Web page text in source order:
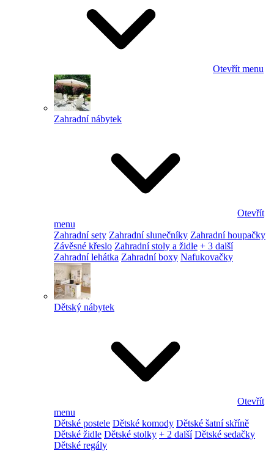
Otevřít menu
Zahradní nábytek
Otevřít
menu
Zahradní sety Zahradní slunečníky Zahradní houpačky
Závěsné křeslo Zahradní stoly a židle + 3 další
Zahradní lehátka Zahradní boxy Nafukovačky
Dětský nábytek
Otevřít
menu
Dětské postele Dětské komody Dětské šatní skříně
Dětské židle Dětské stolky + 2 další Dětské sedačky
Dětské regály